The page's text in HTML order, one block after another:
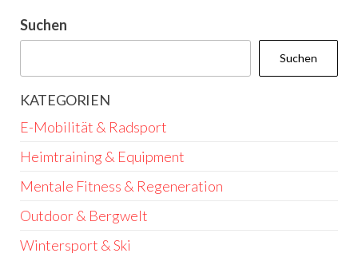
Suchen
Suchen
KATEGORIEN
E-Mobilität & Radsport
Heimtraining & Equipment
Mentale Fitness & Regeneration
Outdoor & Bergwelt
Wintersport & Ski